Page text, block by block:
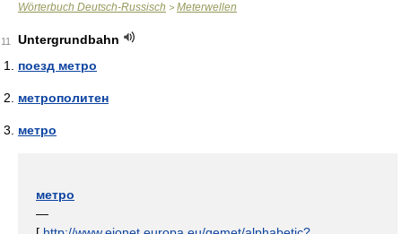
Wörterbuch Deutsch-Russisch > Meterwellen
11
Untergrundbahn
поезд метро
метрополитен
метро
метро
—